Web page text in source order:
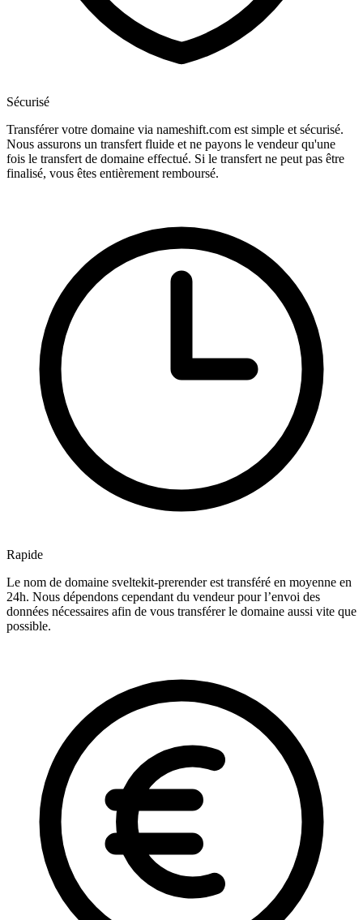
Sécurisé
Transférer votre domaine via nameshift.com est simple et sécurisé.
Nous assurons un transfert fluide et ne payons le vendeur qu'une
fois le transfert de domaine effectué. Si le transfert ne peut pas être
finalisé, vous êtes entièrement remboursé.
Rapide
Le nom de domaine sveltekit-prerender est transféré en moyenne en
24h. Nous dépendons cependant du vendeur pour l’envoi des
données nécessaires afin de vous transférer le domaine aussi vite que
possible.